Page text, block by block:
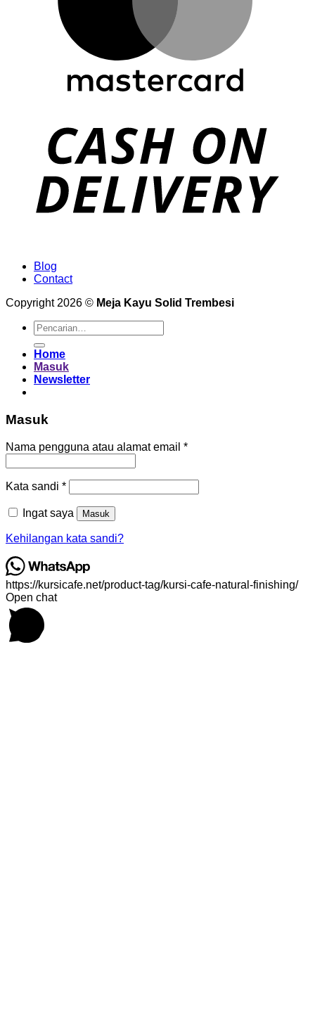
Blog
Contact
Copyright 2026 © Meja Kayu Solid Trembesi
Pencarian
untuk:
Home
Masuk
Newsletter
Masuk
Nama pengguna atau alamat email *Wajib
Kata sandi *Wajib
Ingat saya Masuk
Kehilangan kata sandi?
https://kursicafe.net/product-tag/kursi-cafe-natural-finishing/
Open chat